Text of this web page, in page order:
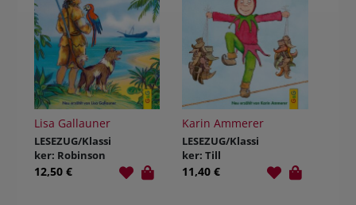
Lisa Gallauner
LESEZUG/Klassi
ker: Robinson
Crusoe
12,50 €
Karin Ammerer
LESEZUG/Klassi
ker: Till
Eulenspiegel
11,40 €